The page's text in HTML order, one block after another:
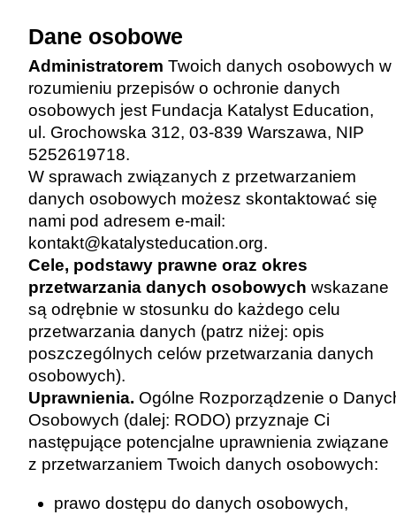
Dane osobowe
Administratorem Twoich danych osobowych w
rozumieniu przepisów o ochronie danych
osobowych jest Fundacja Katalyst Education,
ul. Grochowska 312, 03-839 Warszawa, NIP
5252619718.
W sprawach związanych z przetwarzaniem
danych osobowych możesz skontaktować się
nami pod adresem e-mail:
kontakt@katalysteducation.org.
Cele, podstawy prawne oraz okres
przetwarzania danych osobowych wskazane
są odrębnie w stosunku do każdego celu
przetwarzania danych (patrz niżej: opis
poszczególnych celów przetwarzania danych
osobowych).
Uprawnienia. Ogólne Rozporządzenie o
Osobowych (dalej: RODO) przyznaje Ci
następujące potencjalne uprawnienia związane
z przetwarzaniem Twoich danych osobowych:
prawo dostępu do danych osobowych,